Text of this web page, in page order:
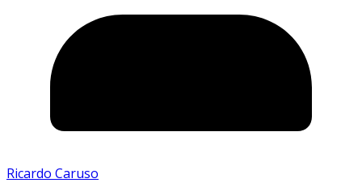
Ricardo Caruso